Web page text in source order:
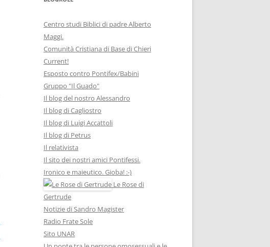
Centro studi Biblici di padre Alberto
Maggi.
Comunità Cristiana di Base di Chieri
Current!
Esposto contro Pontifex/Babini
Gruppo "Il Guado"
Il blog del nostro Alessandro
Il blog di Cagliostro
Il blog di Luigi Accattoli
Il blog di Petrus
Il relativista
Il sito dei nostri amici Pontifessi.
Ironico e maieutico. Gioba! :-)
Le Rose di
Gertrude
Notizie di Sandro Magister
Radio Frate Sole
Sito UNAR